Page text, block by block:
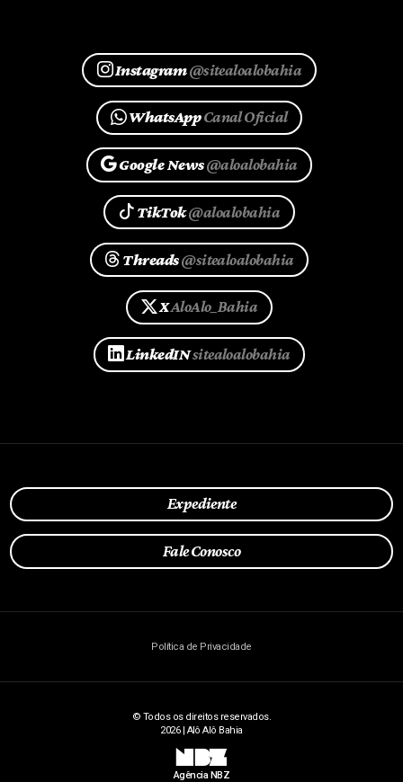
Instagram@sitealoalobahia
WhatsAppCanal Oficial
Google News@aloalobahia
TikTok@aloalobahia
Threads@sitealoalobahia
XAloAlo_Bahia
LinkedINsitealoalobahia
Expediente
Fale Conosco
Política de Privacidade
© Todos os direitos reservados.
2026 | Alô Alô Bahia
NBZ
Agência NBZ